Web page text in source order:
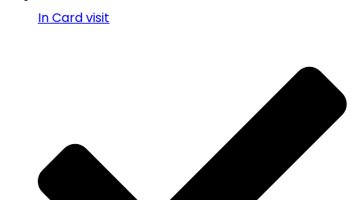
In Card visit